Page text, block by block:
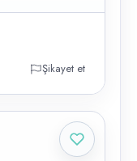
Şikayet et